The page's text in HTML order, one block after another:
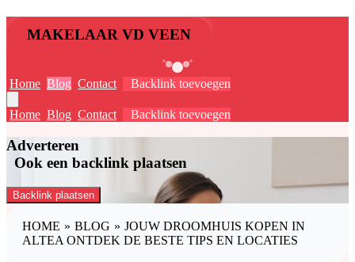
MAKELAAR VD VEEN
Home Blog Contact Backlink toevoegen
Home Blog Contact Backlink toevoegen
Adverteren
Ook een backlink plaatsen
Backlink plaatsen
HOME » BLOG » JOUW DROOMHUIS KOPEN IN
ALTEA ONTDEK DE BESTE TIPS EN LOCATIES